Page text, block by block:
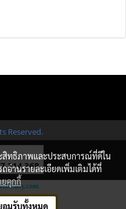
Reserved.
สิทธิภาพและประสบการณ์ที่ดีใน
อ่านรายละเอียดเพิ่มเติมได้ที่
ยคุกกี้
อมรับทั้งหมด